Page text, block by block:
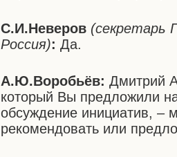
С.И.Неверов (секретарь
Россия):Да.
А.Ю.Воробьёв: Дмитрий
который Вы предложили
обсуждение инициатив, –
рекомендовать или